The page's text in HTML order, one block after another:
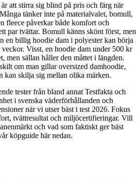
att stirra sig blind på pris och färg när
tänker inte på materialvalet, bomull,
fleece påverkar både komfort och
par tvättar. Bomull känns skönt först, men
en billig hoodie dam i polyester kan börja
veckor. Visst, en hoodie dam under 500 kr
men sällan håller den måttet i längden.
om man gillar oversized damhoodie,
kan skilja sig mellan olika märken.
tester från bland annat Testfakta och
i svenska väderförhållanden och
när vi utser bäst i test 2026. Fokus
tvättresultat och miljöcertifieringar. Vill
och vad som faktiskt ger bäst
köpguide här nedan.